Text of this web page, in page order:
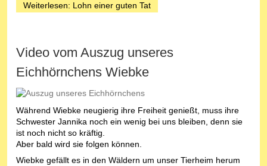
Weiterlesen: Lohn einer guten Tat
Video vom Auszug unseres
Eichhörnchens Wiebke
Während Wiebke neugierig ihre Freiheit genießt, muss ihre
Schwester Jannika noch ein wenig bei uns bleiben, denn sie
ist noch nicht so kräftig.
Aber bald wird sie folgen können.
Wiebke gefällt es in den Wäldern um unser Tierheim herum